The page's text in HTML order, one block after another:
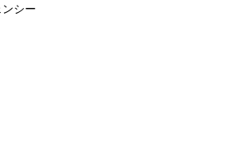
シー